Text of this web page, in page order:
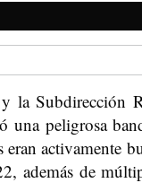
la Subdirección
una peligrosa
activamente
además de